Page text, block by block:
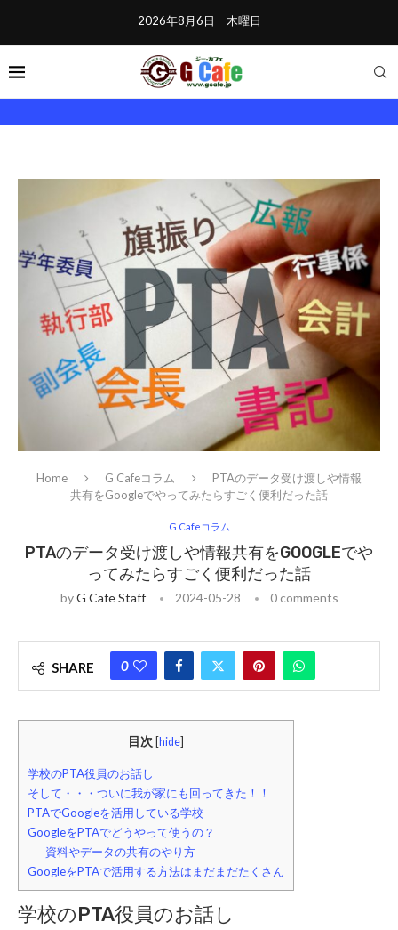
2026年8月6日 木曜日
Home G Cafeコラム
PTAのデータ受け渡しや情報
共有をGoogleでやってみたらすごく便利だった話
G Cafeコラム
PTAのデータ受け渡しや情報共有をGOOGLEでや
ってみたらすごく便利だった話
byG Cafe Staff 2024-05-28 0 comments
SHARE 0
目次 hide
学校のPTA役員のお話し
そして・・・ついに我が家にも回ってきた！！
PTAでGoogleを活用している学校
GoogleをPTAでどうやって使うの？
資料やデータの共有のやり方
GoogleをPTAで活用する方法はまだまだたくさん
学校のPTA役員のお話し